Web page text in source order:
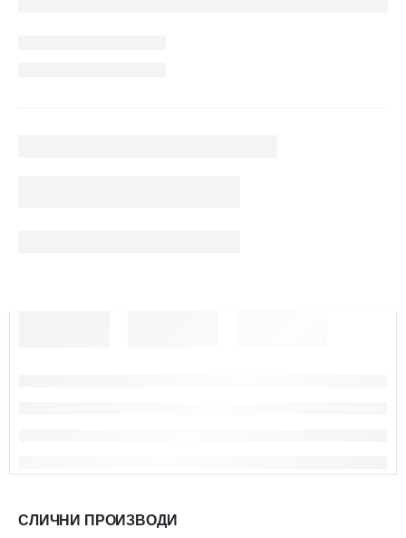
СЛИЧНИ ПРОИЗВОДИ